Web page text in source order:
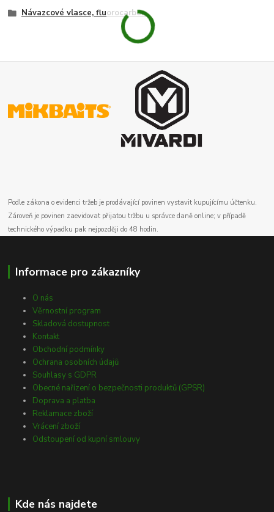
Návazcové vlasce, fluorocarbon
Podle zákona o evidenci tržeb je prodávající povinen vystavit kupujícímu účtenku.
Zároveň je povinen zaevidovat přijatou tržbu u správce daně online; v případě
technického výpadku pak nejpozději do 48 hodin.
Informace pro zákazníky
O nás
Věrnostní program
Skladová dostupnost
Kontakt
Obchodní podmínky
Ochrana osobních údajů
Souhlasy s GDPR
Obecné nařízení o bezpečnosti produktů (GPSR)
Doprava a platba
Reklamace zboží
Vrácení zboží
Odstoupení od kupní smlouvy
Kde nás najdete